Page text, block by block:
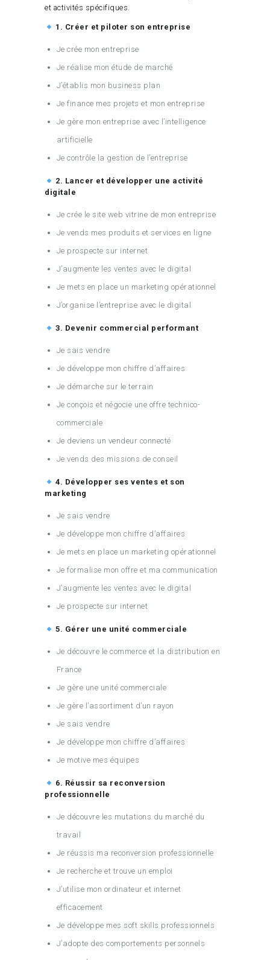
et activités spécifiques.
1. Créer et piloter son entreprise
Je crée mon entreprise
Je réalise mon étude de marché
J’établis mon business plan
Je finance mes projets et mon entreprise
Je gère mon entreprise avec l’intelligence
artificielle
Je contrôle la gestion de l’entreprise
2. Lancer et développer une activité
digitale
Je crée le site web vitrine de mon entreprise
Je vends mes produits et services en ligne
Je prospecte sur internet
J’augmente les ventes avec le digital
Je mets en place un marketing opérationnel
J’organise l’entreprise avec le digital
3. Devenir commercial performant
Je sais vendre
Je développe mon chiffre d’affaires
Je démarche sur le terrain
Je conçois et négocie une offre technico-
commerciale
Je deviens un vendeur connecté
Je vends des missions de conseil
4. Développer ses ventes et son
marketing
Je sais vendre
Je développe mon chiffre d’affaires
Je mets en place un marketing opérationnel
Je formalise mon offre et ma communication
J’augmente les ventes avec le digital
Je prospecte sur internet
5. Gérer une unité commerciale
Je découvre le commerce et la distribution en
France
Je gère une unité commerciale
Je gère l’assortiment d’un rayon
Je sais vendre
Je développe mon chiffre d’affaires
Je motive mes équipes
6. Réussir sa reconversion
professionnelle
Je découvre les mutations du marché du
travail
Je réussis ma reconversion professionnelle
Je recherche et trouve un emploi
J’utilise mon ordinateur et internet
efficacement
Je développe mes soft skills professionnels
J’adopte des comportements personnels